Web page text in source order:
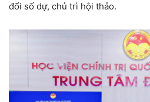
đổi số dự, chủ trì hội thảo.